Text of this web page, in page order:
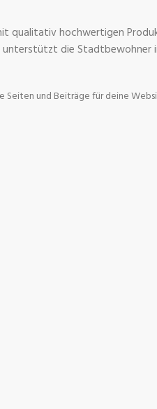
qualitativ hochwertigen
die Stadtbewohner
Seiten und Beiträge für deine